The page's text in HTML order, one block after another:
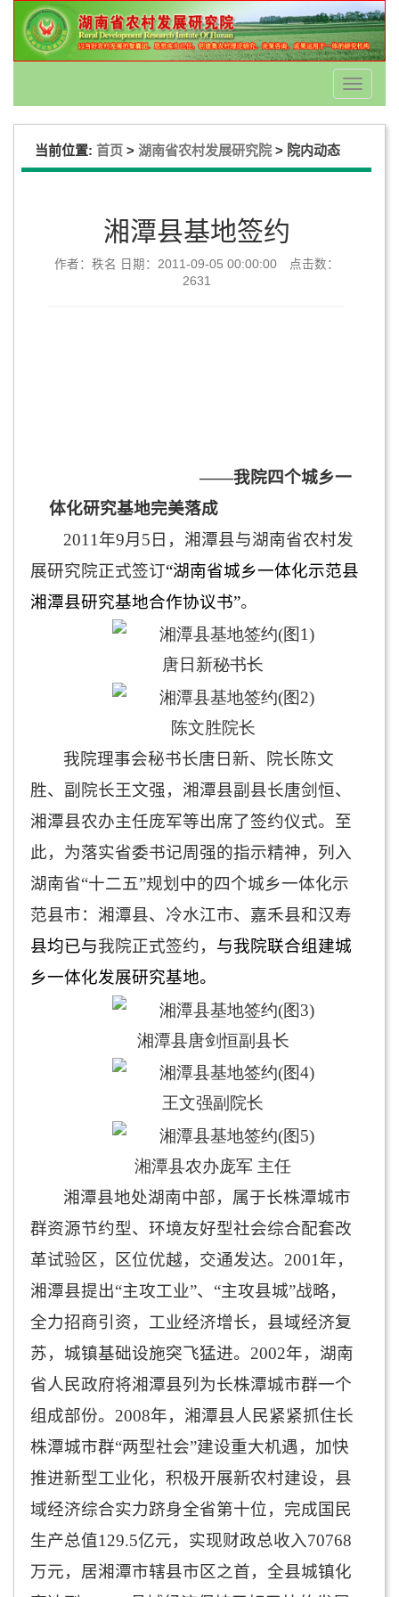
Toggle
当前位置: 首页 > 湖南省农村发展研究院 > 院内动态
湘潭县基地签约
作者：秩名 日期：2011-09-05 00:00:00 点击数：
2631
——我院四个城乡一
体化研究基地完美落成
2011 年9月 5日 ，湘潭县与湖南省农村发
展研究院正式签订“湖南省城乡一体化示范县
湘潭县研究基地合作协议书”。
唐日新秘书长
陈文胜院长
我院理事会秘书长唐日新、院长陈文
胜、副院长王文强，湘潭县副县长唐剑恒、
湘潭县农办主任庞军等出席了签约仪式。至
此，为落实省委书记周强的指示精神，列入
湖南省“十二五”规划中的四个城乡一体化示
范县市：湘潭县、冷水江市、嘉禾县和汉寿
县均已与我院正式签约， 与我院联合组建城
乡一体化发展研究基地。
湘潭县唐剑恒副县长
王文强副院长
湘潭县农办庞军 主任
湘潭县地处湖南中部，属于长株潭城市
群资源节约型、环境友好型社会综合配套改
革试验区，区位优越，交通发达。 2001 年，
湘潭县提出“主攻工业”、“主攻县城”战略，
全力招商引资，工业经济增长，县域经济复
苏，城镇基础设施突飞猛进。 2002年，湖南
省人民政府将湘潭县列为长株潭城市群一个
组成部份。 2008年，湘潭县人民紧紧抓住长
株潭城市群“两型社会”建设重大机遇，加快
推进新型工业化，积极开展新农村建设，县
域经济综合实力跻身全省第十位，完成国民
生产总值129.5亿元，实现财政总收入70768
万元，居湘潭市辖县市区之首，全县城镇化